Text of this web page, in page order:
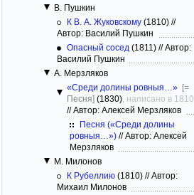
В. Пушкин
К В. А. Жуковскому (1810) //
Автор: Василий Пушкин
Опасный сосед (1811) //Автор:
Василий Пушкин
А. Мерзляков
«Среди долины ровныя…» [=
Песня] (1830) , написано в 1810
//Автор: Алексей Мерзляков
Песня («Среди долины
ровныя…») //Автор: Алексей
Мерзляков
М. Милонов
К Рубеллию (1810) //Автор:
Михаил Милонов